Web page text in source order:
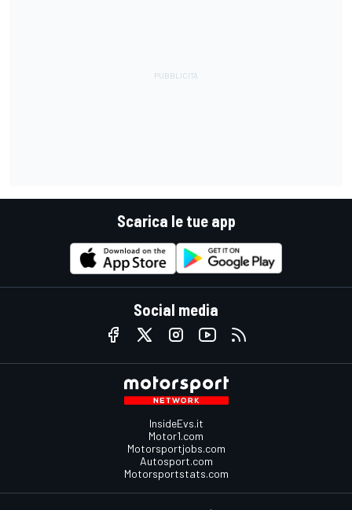
Scarica le tue app
Social media
InsideEvs.it
Motor1.com
Motorsportjobs.com
Autosport.com
Motorsportstats.com